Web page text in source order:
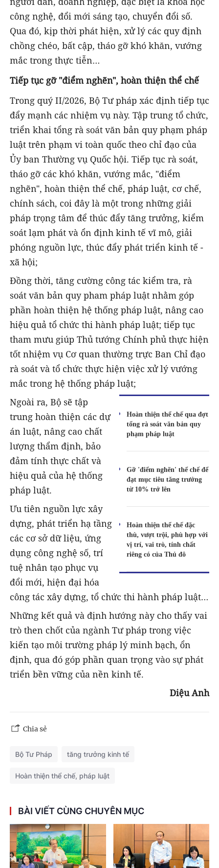
công nghệ, đổi mới sáng tạo, chuyển đổi số.
Qua đó, kịp thời phát hiện, xử lý các quy định
chồng chéo, bất cập, tháo gỡ khó khăn, vướng
mắc trong thực tiễn…
Tiếp tục gỡ "điểm nghẽn", hoàn thiện thể chế
Trong quý II/2026, Bộ Tư pháp xác định tiếp tục
đẩy mạnh các nhiệm vụ này. Tập trung tổ chức,
triển khai tổng rà soát văn bản quy phạm pháp
luật trên phạm vi toàn quốc theo chỉ đạo của
Ủy ban Thường vụ Quốc hội. Tiếp tục rà soát,
tháo gỡ các khó khăn, vướng mắc, "điểm
nghẽn", hoàn thiện thể chế, pháp luật, cơ chế,
chính sách, coi đây là một trong những giải
pháp trọng tâm để thúc đẩy tăng trưởng, kiểm
soát lạm phát và ổn định kinh tế vĩ mô, giải
phóng nguồn lực, thúc đẩy phát triển kinh tế -
xã hội;
Đồng thời, tăng cường công tác kiểm tra, rà
soát văn bản quy pham pháp luật nhằm góp
phần hoàn thiện hệ thống pháp luật, nâng cao
hiệu quả tổ chức thi hành pháp luật; tiếp tục
tham mưu giúp Thủ tướng Chính phủ thực hiện
tốt nhiệm vụ Cơ quan thường trực Ban Chỉ đạo
rà soát và tổ chức thực hiện việc xử lý vướng
mắc trong hệ thống pháp luật;
Hoàn thiện thể chế qua đợt
tổng rà soát văn bản quy
phạm pháp luật
Gỡ 'điểm nghẽn' thể chế để
đạt mục tiêu tăng trưởng
từ 10% trở lên
Hoàn thiện thể chế đặc
thù, vượt trội, phù hợp với
vị trí, vai trò, tính chất
riêng có của Thủ đô
Ngoài ra, Bộ sẽ tập
trung hoàn thiện các dự
án luật, nâng cao chất
lượng thẩm định, bảo
đảm tính thực chất và
hiệu quả của hệ thống
pháp luật.
Ưu tiên nguồn lực xây
dựng, phát triển hạ tầng
các cơ sở dữ liệu, ứng
dụng công nghệ số, trí
tuệ nhân tạo phục vụ
đổi mới, hiện đại hóa
công tác xây dựng, tổ chức thi hành pháp luật…
Những kết quả và định hướng này cho thấy vai
trò then chốt của ngành Tư pháp trong việc
kiến tạo môi trường pháp lý minh bạch, ổn
định, qua đó góp phần quan trọng vào sự phát
triển bền vững của nền kinh tế.
Diệu Anh
Chia sẻ
Bộ Tư Pháp tăng trưởng kinh tế
Hoàn thiện thể chế, pháp luật
BÀI VIẾT CÙNG CHUYÊN MỤC